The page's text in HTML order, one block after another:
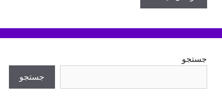
جستجو
جستجو